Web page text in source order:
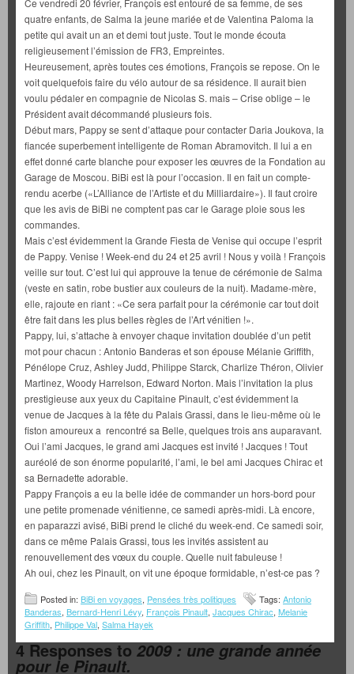
Ce vendredi 20 février, François est entouré de sa femme, de ses
quatre enfants, de Salma la jeune mariée et de Valentina Paloma la
petite qui avait un an et demi tout juste. Tout le monde écouta
religieusement l’émission de FR3, Empreintes.
Heureusement, après toutes ces émotions, François se repose. On le
voit quelquefois faire du vélo autour de sa résidence. Il aurait bien
voulu pédaler en compagnie de Nicolas S. mais – Crise oblige – le
Président avait décommandé plusieurs fois.
Début mars, Pappy se sent d’attaque pour contacter Daria Joukova, la
fiancée superbement intelligente de Roman Abramovitch. Il lui a en
effet donné carte blanche pour exposer les œuvres de la Fondation au
Garage de Moscou. BiBi est là pour l’occasion. Il en fait un compte-
rendu acerbe («L’Alliance de l’Artiste et du Milliardaire»). Il faut croire
que les avis de BiBi ne comptent pas car le Garage ploie sous les
commandes.
Mais c’est évidemment la Grande Fiesta de Venise qui occupe l’esprit
de Pappy. Venise ! Week-end du 24 et 25 avril ! Nous y voilà ! François
veille sur tout. C’est lui qui approuve la tenue de cérémonie de Salma
(veste en satin, robe bustier aux couleurs de la nuit). Madame-mère,
elle, rajoute en riant : «Ce sera parfait pour la cérémonie car tout doit
être fait dans les plus belles règles de l’Art vénitien !».
Pappy, lui, s’attache à envoyer chaque invitation doublée d’un petit
mot pour chacun : Antonio Banderas et son épouse Mélanie Griffith,
Pénélope Cruz, Ashley Judd, Philippe Starck, Charlize Théron, Olivier
Martinez, Woody Harrelson, Edward Norton. Mais l’invitation la plus
prestigieuse aux yeux du Capitaine Pinault, c’est évidemment la
venue de Jacques à la fête du Palais Grassi, dans le lieu-même où le
fiston amoureux a rencontré sa Belle, quelques trois ans auparavant.
Oui l’ami Jacques, le grand ami Jacques est invité ! Jacques ! Tout
auréolé de son énorme popularité, l’ami, le bel ami Jacques Chirac et
sa Bernadette adorable.
Pappy François a eu la belle idée de commander un hors-bord pour
une petite promenade vénitienne, ce samedi après-midi. Là encore,
en paparazzi avisé, BiBi prend le cliché du week-end. Ce samedi soir,
dans ce même Palais Grassi, tous les invités assistent au
renouvellement des vœux du couple. Quelle nuit fabuleuse !
Ah oui, chez les Pinault, on vit une époque formidable, n’est-ce pas ?
Posted in: BiBi en voyages, Pensées très politiques Tags: Antonio
Banderas, Bernard-Henri Lévy, François Pinault, Jacques Chirac, Melanie
Griffith, Philippe Val, Salma Hayek
4 Responses to2009 : une grande année
pour le Pinault.